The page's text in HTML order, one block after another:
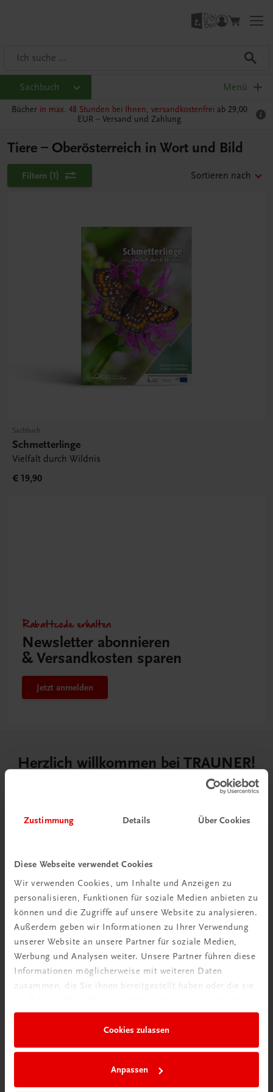
Zustimmung Details Über Cookies
Diese Webseite verwendet Cookies
Wir verwenden Cookies, um Inhalte und Anzeigen zu
personalisieren, Funktionen für soziale Medien anbieten zu
können und die Zugriffe auf unsere Website zu analysieren.
Außerdem geben wir Informationen zu Ihrer Verwendung
unserer Website an unsere Partner für soziale Medien,
Werbung und Analysen weiter. Unsere Partner führen diese
Informationen möglicherweise mit weiteren Daten
zusammen, die Sie ihnen bereitgestellt haben oder die sie
Cookies zulassen
Anpassen
Sachbuch Menü
Bücher in max. 48 Stunden bei Ihnen, versandkostenfrei ab 29,00
EUR – Versand und Zahlung
Tiere – Oberösterreich in Wort und Bild
Filtern (1) Sortieren nach
Sachbuch
Schmetterlinge
Vielfalt durch Wildnis
€ 19,90
Rabattcode erhalten
Newsletter abonnieren
& Versandkosten sparen
Jetzt anmelden
Herzlich willkommen bei TRAUNER!
Wir sind ein österreichisches Familienunternehmen mit
75 Mitarbeiterinnen und Mitarbeitern, die eines verbindet:
Begeisterung für unsere Produkte.
mehr erfahren
TRAUNER Verlag + Buchservice GmbH
Köglstraße 14 | 4020 Linz
buchservice@trauner.at
WhatsApp:+43 664 88 58 69 41